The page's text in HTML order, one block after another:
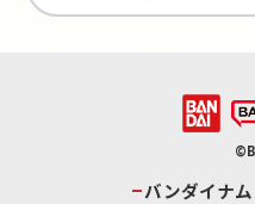
バンダイナ